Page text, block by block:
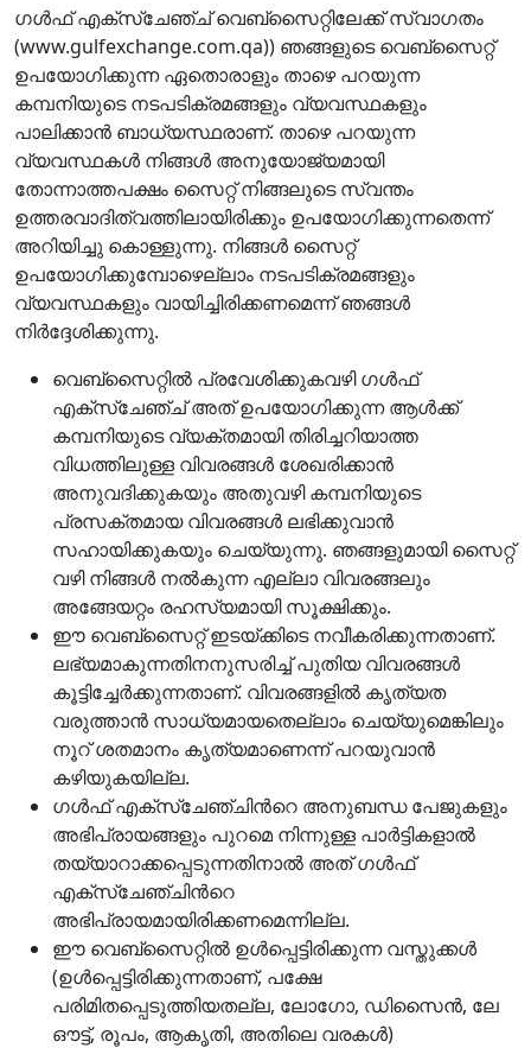
ഗള്‍ഫ് എക്സ്ചേഞ്ച് വെബ്സൈറ്റിലേക്ക് സ്വാഗതം
(www.gulfexchange.com.qa)) ഞങ്ങളുടെ വെബ്സൈറ്റ്
ഉപയോഗിക്കുന്ന ഏതൊരാളും താഴെ പറയുന്ന
കമ്പനിയുടെ നടപടിക്രമങ്ങളും വ്യവസ്ഥകളും
പാലിക്കാന്‍ ബാധ്യസ്ഥരാണ്. താഴെ പറയുന്ന
വ്യവസ്ഥകള്‍ നിങ്ങള്‍ അനുയോജ്യമായി
തോന്നാത്തപക്ഷം സൈറ്റ് നിങ്ങലുടെ സ്വന്തം
ഉത്തരവാദിത്വത്തിലായിരിക്കും ഉപയോഗിക്കുന്നതെന്ന്
അറിയിച്ചു കൊള്ളുന്നു. നിങ്ങള്‍ സൈറ്റ്
ഉപയോഗിക്കുമ്പോഴെല്ലാം നടപടിക്രമങ്ങളും
വ്യവസ്ഥകളും വായിച്ചിരിക്കണമെന്ന് ഞങ്ങള്‍
നിര്‍ദ്ദേശിക്കുന്നു.
വെബ്സൈറ്റില്‍ പ്രവേശിക്കുകവഴി ഗള്‍ഫ്
എക്സ്ചേഞ്ച് അത് ഉപയോഗിക്കുന്ന ആള്‍ക്ക്
കമ്പനിയുടെ വ്യക്തമായി തിരിച്ചറിയാത്ത
വിധത്തിലുള്ള വിവരങ്ങള്‍ ശേഖരിക്കാന്‍
അനുവദിക്കുകയും അതുവഴി കമ്പനിയുടെ
പ്രസക്തമായ വിവരങ്ങള്‍ ലഭിക്കുവാന്‍
സഹായിക്കുകയും ചെയ്യുന്നു. ഞങ്ങളുമായി സൈറ്റ്
വഴി നിങ്ങള്‍ നല്‍കുന്ന എല്ലാ വിവരങ്ങലും
അങ്ങേയറ്റം രഹസ്യമായി സൂക്ഷിക്കും.
ഈ വെബ്സൈറ്റ് ഇടയ്ക്കിടെ നവീകരിക്കുന്നതാണ്.
ലഭ്യമാകുന്നതിനനുസരിച്ച് പുതിയ വിവരങ്ങള്‍
കൂട്ടിച്ചേര്‍ക്കുന്നതാണ്. വിവരങ്ങളില്‍ കൃത്യത
വരുത്താന്‍ സാധ്യമായതെല്ലാം ചെയ്യുമെങ്കിലും
നൂറ് ശതമാനം കൃത്യമാണെന്ന് പറയുവാന്‍
കഴിയുകയില്ല.
ഗള്‍ഫ് എക്സ്ചേഞ്ചിന്‍റെ അനുബന്ധ പേജുകളും
അഭിപ്രായങ്ങളും പുറമെ നിന്നുള്ള പാര്‍ട്ടികളാല്‍
തയ്യാറാക്കപ്പെടുന്നതിനാല്‍ അത് ഗള്‍ഫ്
എക്സ്ചേഞ്ചിന്‍റെ
അഭിപ്രായമായിരിക്കണമെന്നില്ല.
ഈ വെബ്സൈറ്റില്‍ ഉള്‍പ്പെട്ടിരിക്കുന്ന വസ്തുക്കള്‍
(ഉള്‍പ്പെട്ടിരിക്കുന്നതാണ്, പക്ഷേ
പരിമിതപ്പെടുത്തിയതല്ല, ലോഗോ, ഡിസൈന്‍, ലേ
ഔട്ട്, രൂപം, ആകൃതി, അതിലെ വരകള്‍)